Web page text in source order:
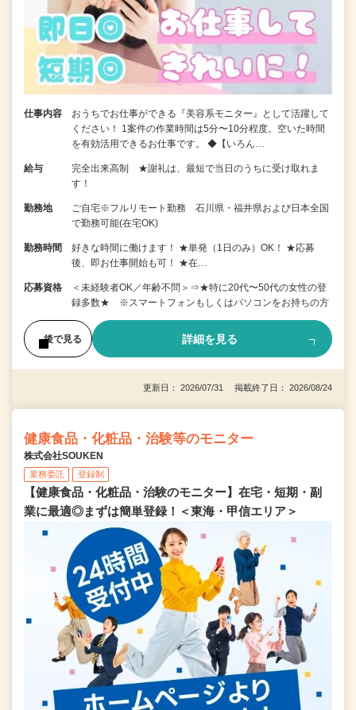
仕事内容
おうちでお仕事ができる『美容系モニター』として活躍して
ください！ 1案件の作業時間は5分〜10分程度。空いた時間
を有効活用できるお仕事です。 ◆【いろん…
給与
完全出来高制 ★謝礼は、最短で当日のうちに受け取れま
す！
勤務地
ご自宅※フルリモート勤務 石川県・福井県および日本全国
で勤務可能(在宅OK)
勤務時間
好きな時間に働けます！ ★単発（1日のみ）OK！ ★応募
後、即お仕事開始も可！ ★在…
応募資格
＜未経験者OK／年齢不問＞⇒★特に20代〜50代の女性の登
録多数★ ※スマートフォンもしくはパソコンをお持ちの方
後で見る 詳細を見る
更新日： 2026/07/31 掲載終了日： 2026/08/24
健康食品・化粧品・治験等のモニター
株式会社SOUKEN
業務委託 登録制
【健康食品・化粧品・治験のモニター】在宅・短期・副
業に最適◎まずは簡単登録！＜東海・甲信エリア＞